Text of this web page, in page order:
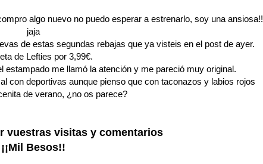
algo nuevo no puedo esperar a estrenarlo, soy una ansiosa!!
jaja
de estas segundas rebajas que ya visteis en el post de ayer.
de Lefties por 3,99€.
estampado me llamó la atención y me pareció muy original.
con deportivas aunque pienso que con taconazos y labios rojos
de verano, ¿no os parece?
vuestras visitas y comentarios
¡¡Mil Besos!!